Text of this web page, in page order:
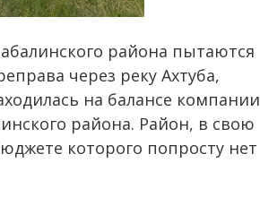
района пытаются
через реку Ахтуба,
на балансе компании
района. Район, в свою
которого попросту нет